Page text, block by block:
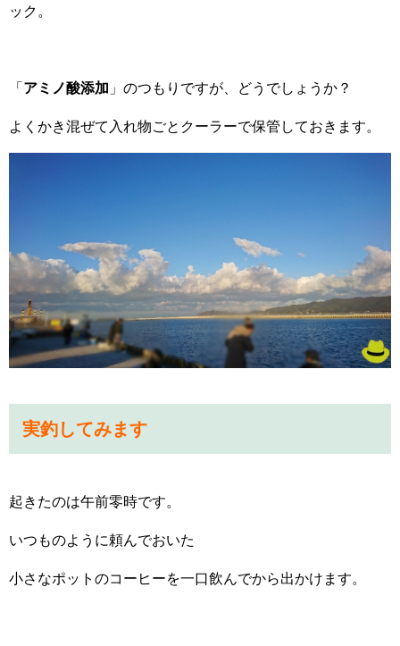
ック。
「 アミノ酸添加 」のつもりですが、どうでしょうか？
よくかき混ぜて入れ物ごとクーラーで保管しておきます。
実釣してみます
起きたのは午前零時です。
いつものように頼んでおいた
小さなポットのコーヒーを一口飲んでから出かけます。